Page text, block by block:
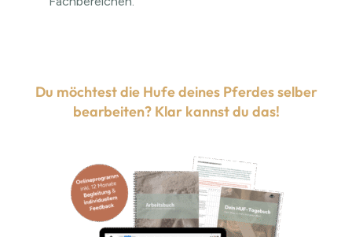
Du möchtest die Hufe deines Pferdes selber
bearbeiten? Klar kannst du das!